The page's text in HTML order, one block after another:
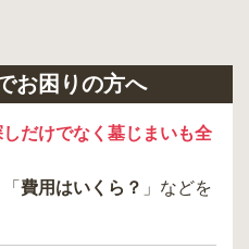
お困りの方へ
しだけでなく墓じまいも全
費用はいくら？ 」などを